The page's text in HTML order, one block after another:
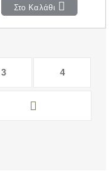
Στο Καλάθι
3 4